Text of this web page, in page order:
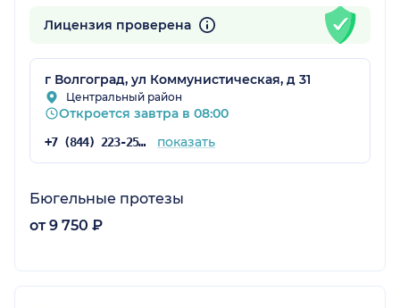
Лицензия проверена
г Волгоград, ул Коммунистическая, д 31
Центральный район
Откроется завтра в 08:00
+7 (844) 223-25-18 показать
Бюгельные протезы
от 9 750 ₽